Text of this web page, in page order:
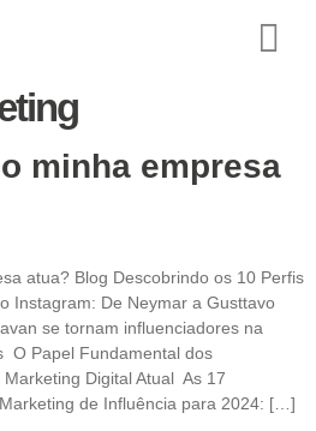
minha empresa
atua? Blog Descobrindo os 10 Perfis
Instagram: De Neymar a Gusttavo
se tornam influenciadores na
O Papel Fundamental dos
Digital Atual As 17
de Influência para 2024: […]